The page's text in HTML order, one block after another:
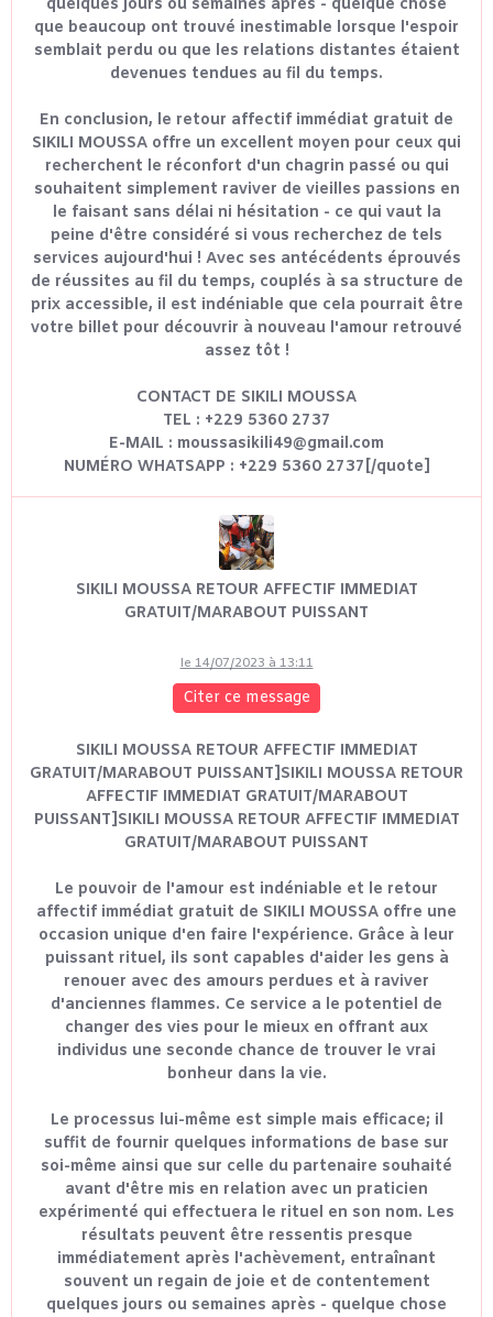
quelques jours ou semaines après - quelque chose
que beaucoup ont trouvé inestimable lorsque l'espoir
semblait perdu ou que les relations distantes étaient
devenues tendues au fil du temps.
En conclusion, le retour affectif immédiat gratuit de
SIKILI MOUSSA offre un excellent moyen pour ceux qui
recherchent le réconfort d'un chagrin passé ou qui
souhaitent simplement raviver de vieilles passions en
le faisant sans délai ni hésitation - ce qui vaut la
peine d'être considéré si vous recherchez de tels
services aujourd'hui ! Avec ses antécédents éprouvés
de réussites au fil du temps, couplés à sa structure de
prix accessible, il est indéniable que cela pourrait être
votre billet pour découvrir à nouveau l'amour retrouvé
assez tôt !
CONTACT DE SIKILI MOUSSA
TEL : +229 5360 2737
E-MAIL : moussasikili49@gmail.com
NUMÉRO WHATSAPP : +229 5360 2737[/quote]
SIKILI MOUSSA RETOUR AFFECTIF IMMEDIAT
GRATUIT/MARABOUT PUISSANT
le 14/07/2023 à 13:11
Citer ce message
SIKILI MOUSSA RETOUR AFFECTIF IMMEDIAT
GRATUIT/MARABOUT PUISSANT]SIKILI MOUSSA RETOUR
AFFECTIF IMMEDIAT GRATUIT/MARABOUT
PUISSANT]SIKILI MOUSSA RETOUR AFFECTIF IMMEDIAT
GRATUIT/MARABOUT PUISSANT
Le pouvoir de l'amour est indéniable et le retour
affectif immédiat gratuit de SIKILI MOUSSA offre une
occasion unique d'en faire l'expérience. Grâce à leur
puissant rituel, ils sont capables d'aider les gens à
renouer avec des amours perdues et à raviver
d'anciennes flammes. Ce service a le potentiel de
changer des vies pour le mieux en offrant aux
individus une seconde chance de trouver le vrai
bonheur dans la vie.
Le processus lui-même est simple mais efficace; il
suffit de fournir quelques informations de base sur
soi-même ainsi que sur celle du partenaire souhaité
avant d'être mis en relation avec un praticien
expérimenté qui effectuera le rituel en son nom. Les
résultats peuvent être ressentis presque
immédiatement après l'achèvement, entraînant
souvent un regain de joie et de contentement
quelques jours ou semaines après - quelque chose